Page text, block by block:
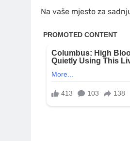
Na vaše mjesto za